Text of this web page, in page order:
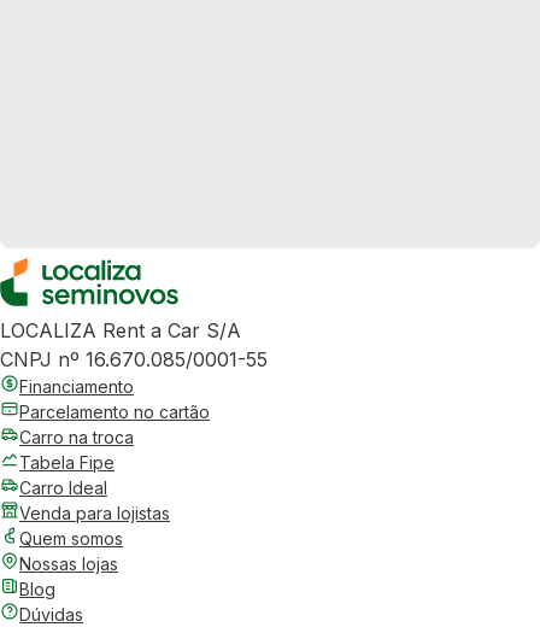
LOCALIZA Rent a Car S/A
CNPJ nº 16.670.085/0001-55
Financiamento
Parcelamento no cartão
Carro na troca
Tabela Fipe
Carro Ideal
Venda para lojistas
Quem somos
Nossas lojas
Blog
Dúvidas